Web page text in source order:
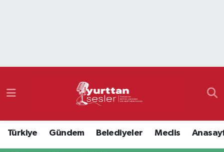
Türkiye Gündem Belediyeler Meclis
Namaz Vakitleri
Süper Lig Puan Durumu ve Fikstür